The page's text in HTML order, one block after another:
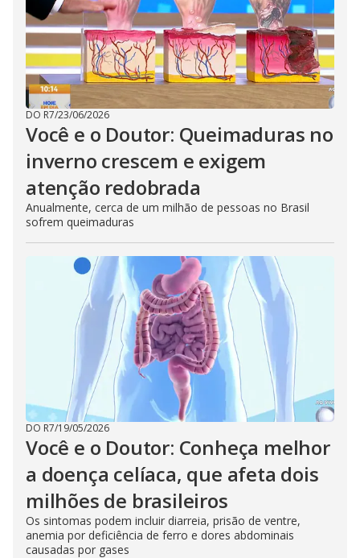
DO R7/23/06/2026
Você e o Doutor: Queimaduras no
inverno crescem e exigem
atenção redobrada
Anualmente, cerca de um milhão de pessoas no Brasil
sofrem queimaduras
DO R7/19/05/2026
Você e o Doutor: Conheça melhor
a doença celíaca, que afeta dois
milhões de brasileiros
Os sintomas podem incluir diarreia, prisão de ventre,
anemia por deficiência de ferro e dores abdominais
causadas por gases